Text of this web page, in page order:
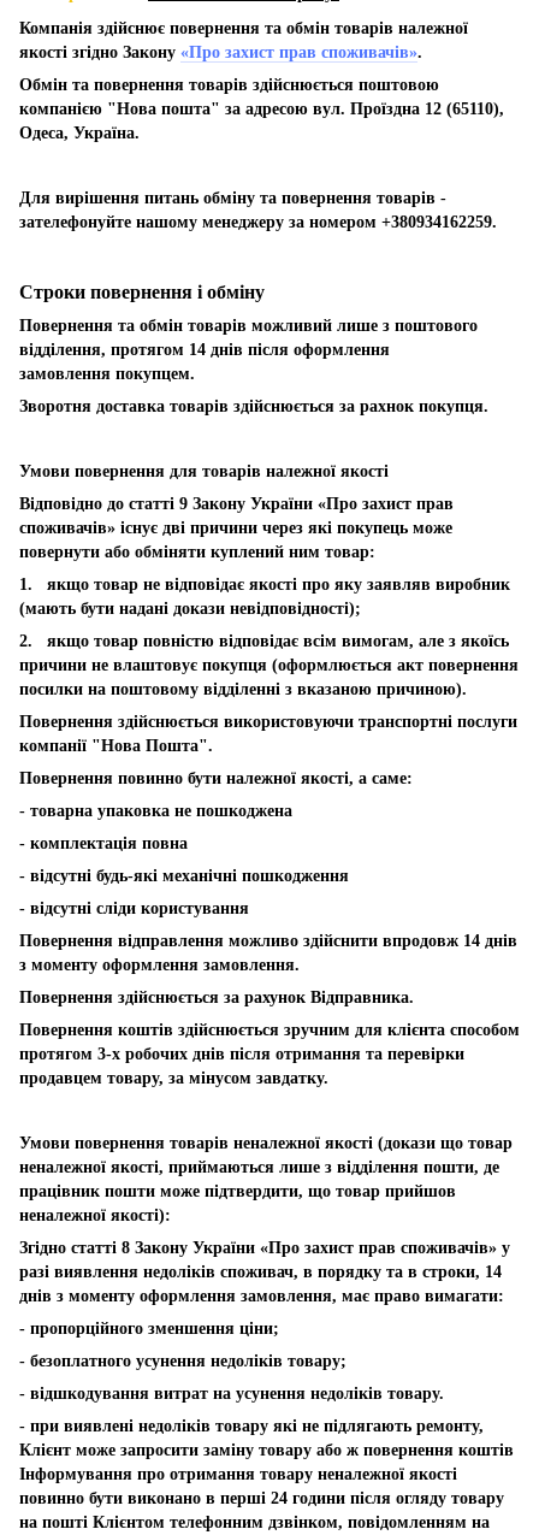
Компанія здійснює повернення та обмін товарів належної
якості згідно Закону «Про захист прав споживачів».
Обмін та повернення товарів здійснюється поштовою
компанією "Нова пошта" за адресою вул. Проїздна 12 (65110),
Одеса, Україна.
Для вирішення питань обміну та повернення товарів -
зателефонуйте нашому менеджеру за номером +380934162259.
Строки повернення і обміну
Повернення та обмін товарів можливий лише з поштового
відділення, протягом 14 днів після оформлення
замовлення покупцем.
Зворотня доставка товарів здійснюється за рахнок покупця.
Умови повернення для товарів належної якості
Відповідно до статті 9 Закону України «Про захист прав
споживачів» існує дві причини через які покупець може
повернути або обміняти куплений ним товар:
1. якщо товар не відповідає якості про яку заявляв виробник
(мають бути надані докази невідповідності);
2. якщо товар повністю відповідає всім вимогам, але з якоїсь
причини не влаштовує покупця (оформлюється акт повернення
посилки на поштовому відділенні з вказаною причиною).
Повернення здійснюється використовуючи транспортні послуги
компанії "Нова Пошта".
Повернення повинно бути належної якості, а саме:
- товарна упаковка не пошкоджена
- комплектація повна
- відсутні будь-які механічні пошкодження
- відсутні сліди користування
Повернення відправлення можливо здійснити впродовж 14 днів
з моменту оформлення замовлення.
Повернення здійснюється за рахунок Відправника.
Повернення коштів здійснюється зручним для клієнта способом
протягом 3-х робочих днів після отримання та перевірки
продавцем товару, за мінусом завдатку.
Умови повернення товарів неналежної якості (докази що товар
неналежної якості, приймаються лише з відділення пошти, де
працівник пошти може підтвердити, що товар прийшов
неналежної якості):
Згідно статті 8 Закону України «Про захист прав споживачів» у
разі виявлення недоліків споживач, в порядку та в строки, 14
днів з моменту оформлення замовлення, має право вимагати:
- пропорційного зменшення ціни;
- безоплатного усунення недоліків товару;
- відшкодування витрат на усунення недоліків товару.
- при виявлені недоліків товару які не підлягають ремонту,
Клієнт може запросити заміну товару або ж повернення коштів
Інформування про отримання товару неналежної якості
повинно бути виконано в перші 24 години після огляду товару
на пошті Клієнтом телефонним дзвінком, повідомленням на